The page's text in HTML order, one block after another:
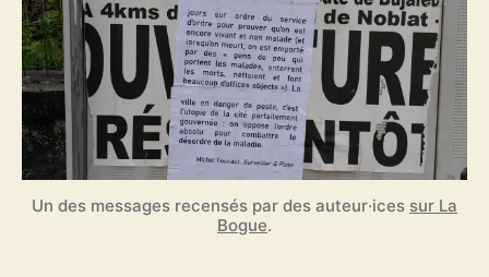
Un des messages recensés par des auteur·ices sur La
Bogue.